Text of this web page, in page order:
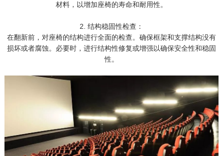
材料，以增加座椅的寿命和耐用性。
2. 结构稳固性检查：
在翻新前，对座椅的结构进行全面的检查。确保框架和支撑结构没有
损坏或者腐蚀。必要时，进行结构性修复或增强以确保安全性和稳固
性。